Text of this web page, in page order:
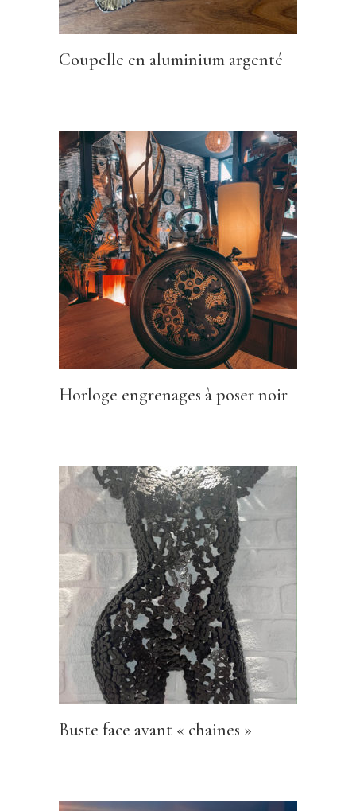
Coupelle en aluminium argenté
Horloge engrenages à poser noir
Buste face avant « chaines »